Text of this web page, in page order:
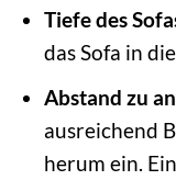
Tiefe des
das Sofa in
Abstand zu
ausreichend
herum ein.